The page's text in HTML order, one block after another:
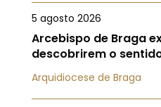
5 agosto 2026
Arcebispo de Braga
descobrirem o
Arquidiocese de Braga